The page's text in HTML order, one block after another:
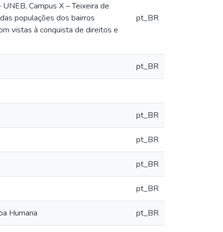
Campus X – Teixeira de
populações dos bairros
vistas à conquista de direitos e
pt_BR
pt_BR
pt_BR
pt_BR
pt_BR
pt_BR
Humana pt_BR